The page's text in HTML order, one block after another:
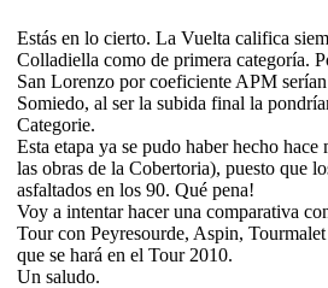
Estás en lo cierto. La Vuelta califica
Colladiella como de primera categoría.
San Lorenzo por coeficiente APM
Somiedo, al ser la subida final la
Categorie.
Esta etapa ya se pudo haber hecho
las obras de la Cobertoria), puesto que
asfaltados en los 90. Qué pena!
Voy a intentar hacer una comparativa
Tour con Peyresourde, Aspin,
que se hará en el Tour 2010.
Un saludo.